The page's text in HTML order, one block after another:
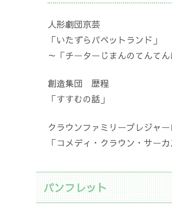
人形劇団京芸
「いたずらパペットランド」
～「チーターじまんのてんて
創造集団 歴程
「すすむの話」
クラウンファミリープレジャー
「コメディ・クラウン・サーカ
パンフレット